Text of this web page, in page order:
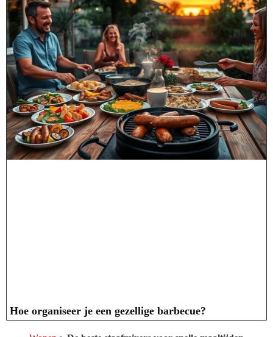
Hoe organiseer je een gezellige barbecue?